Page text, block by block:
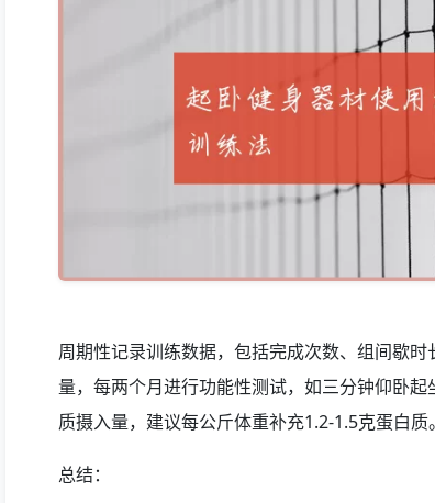
周期性记录训练数据，包括完成次数、组间歇
量，每两个月进行功能性测试，如三分钟仰卧
质摄入量，建议每公斤体重补充1.2-1.5克蛋白质。
总结：